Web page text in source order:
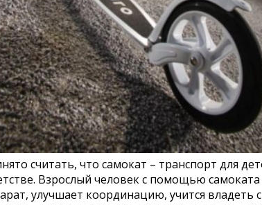
считать, что самокат – транспорт для
Взрослый человек с помощью
улучшает координацию, учится